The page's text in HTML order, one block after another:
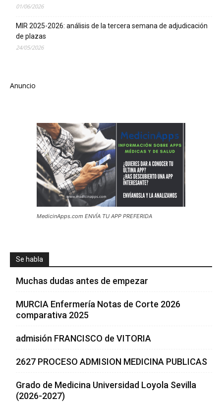
01/06/2026
MIR 2025-2026: análisis de la tercera semana de adjudicación
de plazas
24/05/2026
Anuncio
MedicinApps.com ENVÍA TU APP PREFERIDA
Se habla
Muchas dudas antes de empezar
MURCIA Enfermería Notas de Corte 2026
comparativa 2025
admisión FRANCISCO de VITORIA
2627 PROCESO ADMISION MEDICINA PUBLICAS
Grado de Medicina Universidad Loyola Sevilla
(2026-2027)